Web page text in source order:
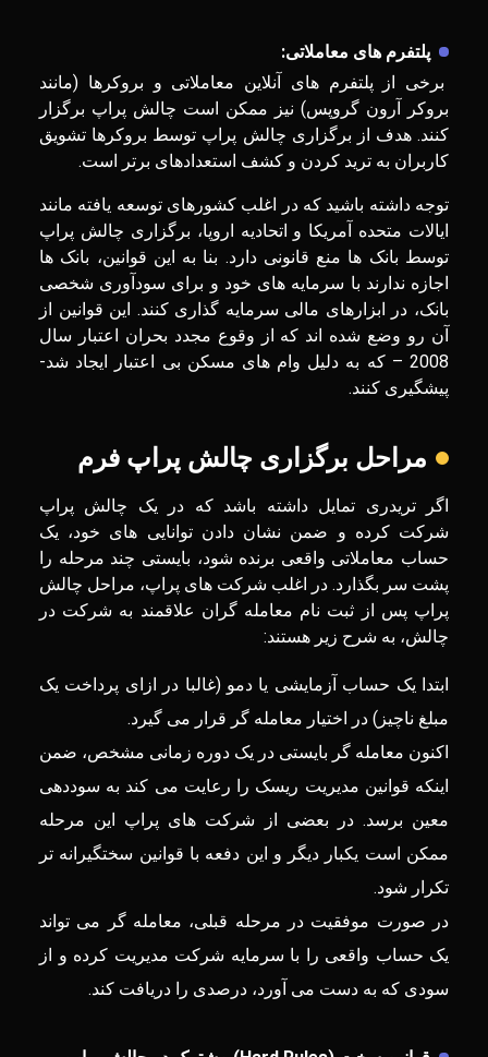
پلتفرم ‌های معاملاتی:
برخی از پلتفرم‌ های آنلاین معاملاتی و بروکرها (مانند
بروکر آرون گروپس) نیز ممکن است چالش‌ پراپ برگزار
کنند. هدف از برگزاری چالش پراپ توسط بروکرها تشویق
کاربران به ترید کردن و کشف استعدادهای برتر است.
توجه داشته باشید که در اغلب کشورهای توسعه یافته مانند
ایالات متحده آمریکا و اتحادیه اروپا، برگزاری چالش پراپ
توسط بانک ها منع قانونی دارد. بنا به این قوانین، بانک ‌ها
اجازه ندارند با سرمایه‌ های خود و برای سودآوری شخصی
بانک، در ابزارهای مالی سرمایه گذاری کنند. این قوانین از
آن رو وضع شده اند که از وقوع مجدد بحران اعتبار سال
2008 – که به دلیل وام های مسکن بی اعتبار ایجاد شد-
پیشگیری کنند.
مراحل برگزاری چالش پراپ فرم
اگر تریدری تمایل داشته باشد که در یک چالش پراپ
شرکت کرده و ضمن نشان دادن توانایی های خود، یک
حساب معاملاتی واقعی برنده شود، بایستی چند مرحله را
پشت سر بگذارد. در اغلب شرکت های پراپ، مراحل چالش
پراپ پس از ثبت نام معامله گران علاقمند به شرکت در
چالش، به شرح زیر هستند:
ابتدا یک حساب آزمایشی یا دمو (غالبا در ازای پرداخت یک
مبلغ ناچیز) در اختیار معامله گر قرار می گیرد.
اکنون معامله گر بایستی در یک دوره زمانی مشخص، ضمن
اینکه قوانین مدیریت ریسک را رعایت می کند به سوددهی
معین برسد. در بعضی از شرکت های پراپ این مرحله
ممکن است یکبار دیگر و این دفعه با قوانین سختگیرانه تر
تکرار شود.
در صورت موفقیت در مرحله قبلی، معامله‌ گر می ‌تواند
یک حساب واقعی را با سرمایه شرکت مدیریت کرده و از
سودی که به دست می ‌آورد، درصدی را دریافت کند.